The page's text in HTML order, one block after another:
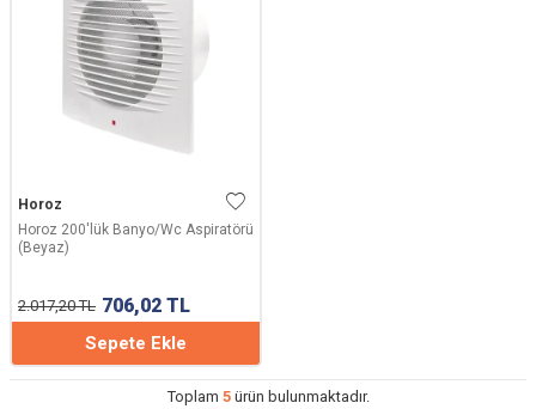
Horoz
Horoz 200'lük Banyo/Wc Aspiratörü
(Beyaz)
2.017,20TL 706,02 TL
Sepete Ekle
Toplam 5ürün bulunmaktadır.